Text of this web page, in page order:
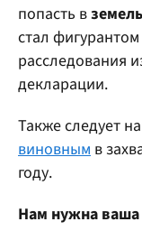
попасть в
стал
расследования
декларации.
Также следует
виновным в
году.
Нам нужна